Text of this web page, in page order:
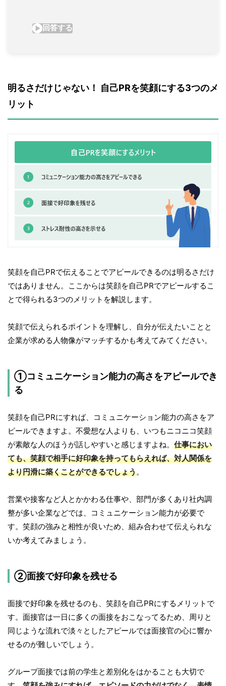
明るさだけじゃない！ 自己PRを笑顔にする3つのメ
リット
笑顔を自己PRで伝えることでアピールできるのは明るさだけ
ではありません。ここからは笑顔を自己PRでアピールするこ
とで得られる3つのメリットを解説します。
笑顔で伝えられるポイントを理解し、自分が伝えたいことと
企業が求める人物像がマッチするかも考えてみてください。
①コミュニケーション能力の高さをアピールでき
る
笑顔を自己PRにすれば、コミュニケーション能力の高さをア
ピールできますよ。不愛想な人よりも、いつもニコニコ笑顔
が素敵な人のほうが話しやすいと感じますよね。 仕事におい
ても、笑顔で相手に好印象を持ってもらえれば、対人関係を
より円滑に築くことができるでしょう。
営業や接客など人とかかわる仕事や、部門が多くあり社内調
整が多い企業などでは、コミュニケーション能力が必要で
す。笑顔の強みと相性が良いため、組み合わせて伝えられな
いか考えてみましょう。
②面接で好印象を残せる
面接で好印象を残せるのも、笑顔を自己PRにするメリットで
す。面接官は一日に多くの面接をおこなってるため、周りと
同じような流れで淡々としたアピールでは面接官の心に響か
せるのが難しいでしょう。
グループ面接では前の学生と差別化をはかることも大切で